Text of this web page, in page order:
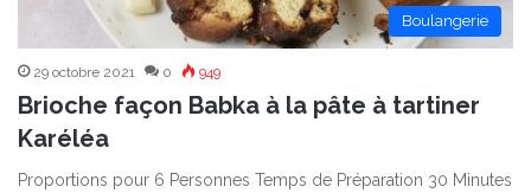
Boulangerie
29 octobre 2021 0 949
Brioche façon Babka à la pâte à tartiner
Karéléa
Proportions pour 6 Personnes Temps de Préparation 30 Minutes